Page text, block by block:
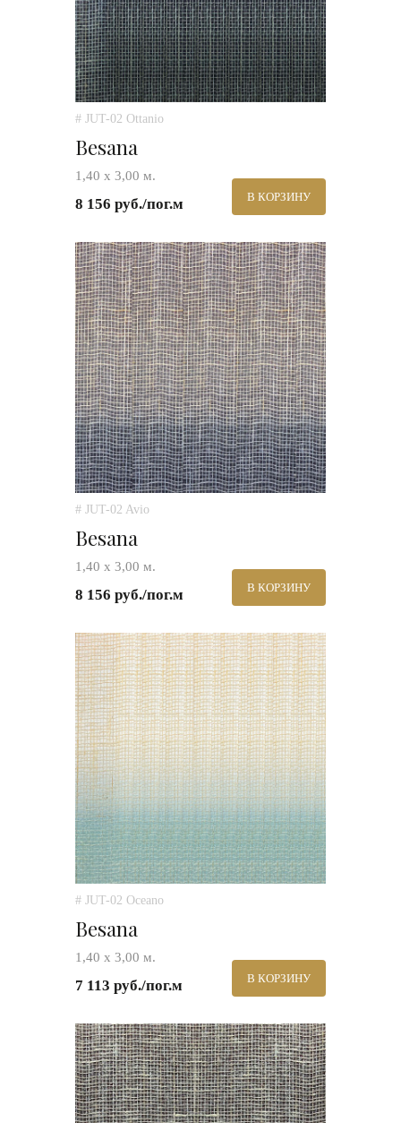
# JUT-02 Ottanio
Besana
1,40 х 3,00 м.
8 156 руб./пог.м В КОРЗИНУ
# JUT-02 Avio
Besana
1,40 х 3,00 м.
8 156 руб./пог.м В КОРЗИНУ
# JUT-02 Oceano
Besana
1,40 х 3,00 м.
7 113 руб./пог.м В КОРЗИНУ